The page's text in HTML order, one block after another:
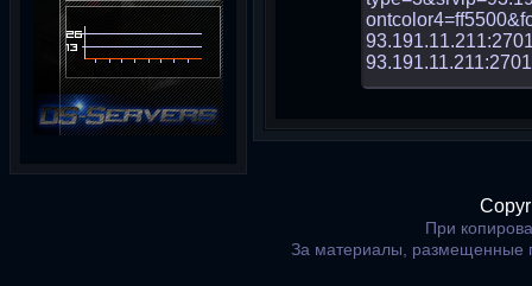
При
За материалы, размещенные